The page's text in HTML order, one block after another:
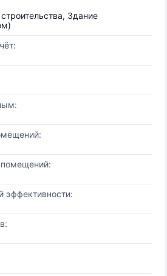
Здание
эффективности: